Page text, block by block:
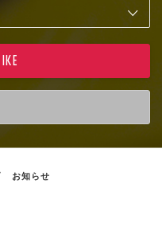
お知らせ